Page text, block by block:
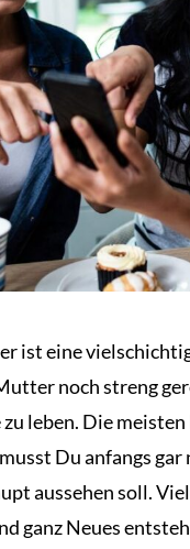
ist eine
noch streng
leben. Die
Du anfangs
aussehen soll.
ganz Neues